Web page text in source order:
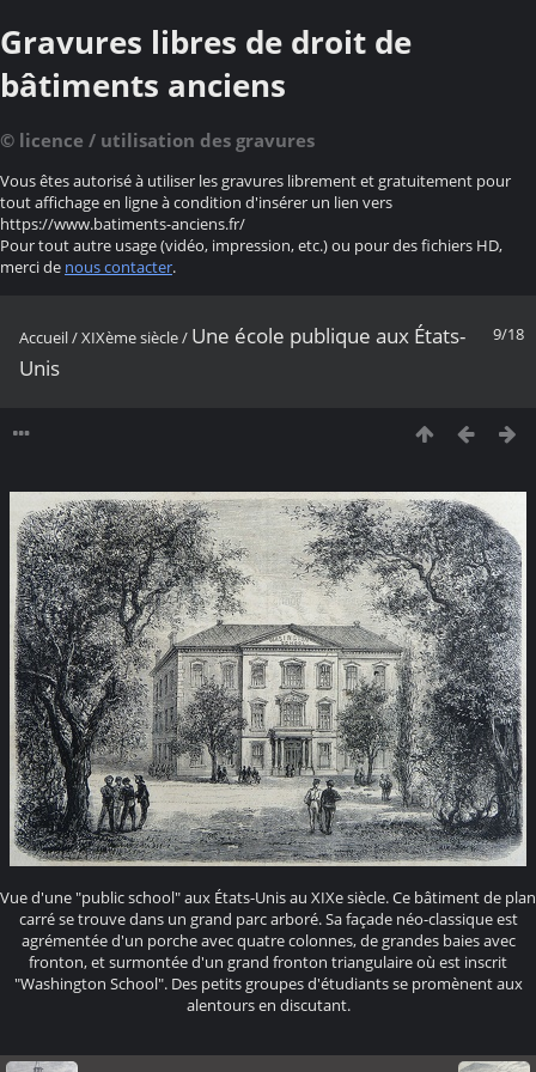
Gravures libres de droit de
bâtiments anciens
© licence / utilisation des gravures
Vous êtes autorisé à utiliser les gravures librement et gratuitement pour
tout affichage en ligne à condition d'insérer un lien vers
https://www.batiments-anciens.fr/
Pour tout autre usage (vidéo, impression, etc.) ou pour des fichiers HD,
merci de nous contacter.
9/18
Accueil/XIXème siècle/ Une école publique aux États-
Unis
Vue d'une "public school" aux États-Unis au XIXe siècle. Ce bâtiment de plan
carré se trouve dans un grand parc arboré. Sa façade néo-classique est
agrémentée d'un porche avec quatre colonnes, de grandes baies avec
fronton, et surmontée d'un grand fronton triangulaire où est inscrit
"Washington School". Des petits groupes d'étudiants se promènent aux
alentours en discutant.